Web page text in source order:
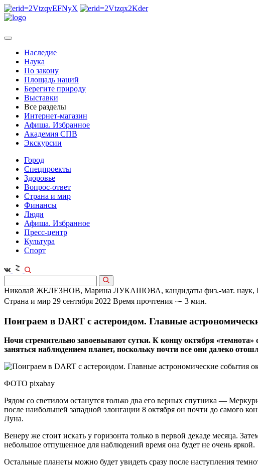
Наследие
Наука
По закону
Площадь наций
Берегите природу
Выставки
Все разделы
Интернет-магазин
Афиша. Избранное
Академия СПВ
Экскурсии
Город
Спецпроекты
Здоровье
Вопрос-ответ
Страна и мир
Финансы
Люди
Афиша. Избранное
Пресс-центр
Культура
Спорт
Николай ЖЕЛЕЗНОВ, Марина ЛУКАШОВА, кандидаты физ.‑мат.
Страна и мир 29 сентября 2022 Время прочтения ⁓ 3 мин.
Поиграем в DART с астероидом. Главные
Ночи стремительно завоевывают сутки. К концу октября
заняться наблюдением планет, поскольку почти все они далеко
ФОТО pixabay
Рядом со светилом останутся только два его верных спутника —
после наибольшей западной элонгации 8 октября он почти до самого
Луна.
Венеру же стоит искать у горизонта только в первой декаде месяца.
небольшое отпущенное для наблюдений время она будет не очень яркой.
Остальные планеты можно будет увидеть сразу после наступления